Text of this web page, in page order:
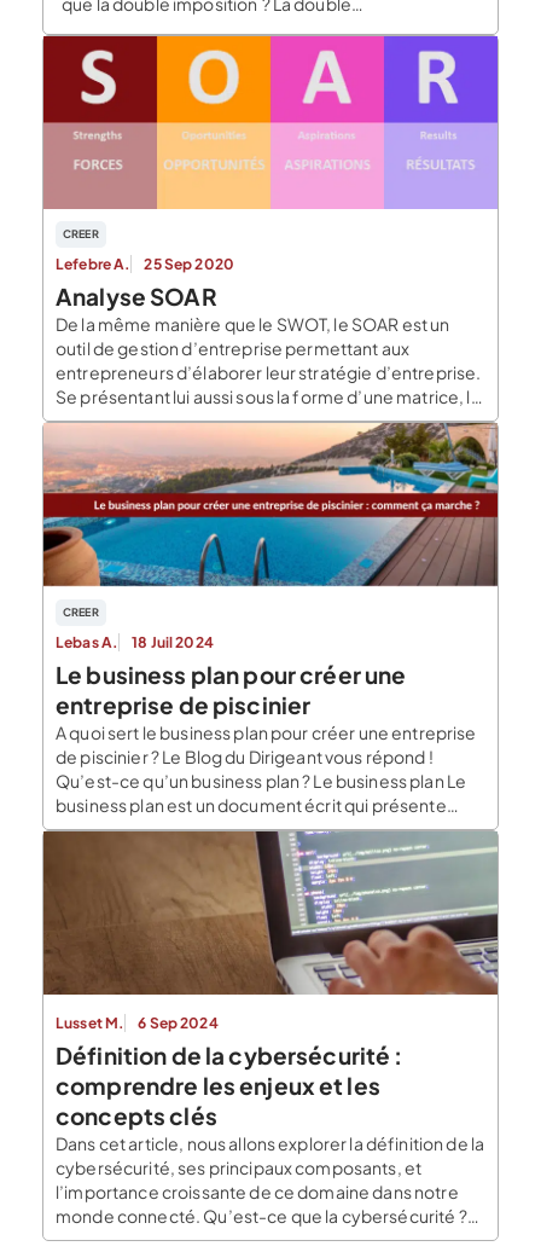
simultanément […]
CREER
Lefebre A. 25 Sep 2020
Analyse SOAR
De la même manière que le SWOT, le SOAR est un
outil de gestion d’entreprise permettant aux
entrepreneurs d’élaborer leur stratégie d’entreprise.
Se présentant lui aussi sous la forme d’une matrice, le
SOAR est une synthèse visuelle des facteurs clés
nécessaires pour la réussite du projet. SOAR :
définition L’acronyme SOAR reprend deux éléments
du SWOT […]
CREER
Lebas A. 18 Juil 2024
Le business plan pour créer une
entreprise de piscinier
A quoi sert le business plan pour créer une entreprise
de piscinier ? Le Blog du Dirigeant vous répond !
Qu’est-ce qu’un business plan ? Le business plan Le
business plan est un document écrit qui présente
votre projet de création d’entreprise. Cette
présentation doit être synthétique mais complète. Il
se compose de deux parties différentes. La première
Lusset M. 6 Sep 2024
Définition de la cybersécurité :
comprendre les enjeux et les
concepts clés
Dans cet article, nous allons explorer la définition de la
cybersécurité, ses principaux composants, et
l’importance croissante de ce domaine dans notre
monde connecté. Qu’est-ce que la cybersécurité ?
La cybersécurité désigne l’ensemble des pratiques,